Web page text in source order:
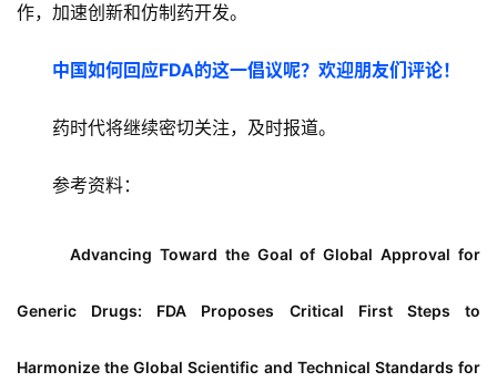
作，加速创新和仿制药开发。
中国如何回应FDA的这一倡议呢？欢迎朋友们评论！
药时代将继续密切关注，及时报道。
参考资料：
Advancing Toward the Goal of Global Approval for
Generic Drugs: FDA Proposes Critical First Steps to
Harmonize the Global Scientific and Technical Standards for